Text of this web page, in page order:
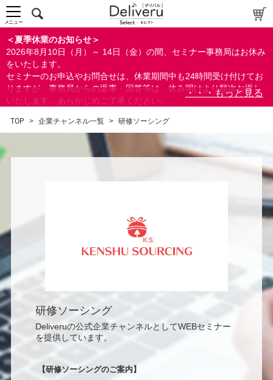
＜夏季休業のお知らせ＞
2026年8月10日（月）～ 14日（金）の間、セミナー事務局はお休み
をいたします。
セミナーのお申込やお問合せは、休業期間中も24時間受け付けてお
りますが、事務局からの返事・回答等は、休み明けより順次お返し
いたします。あらかじめご了承ください。
ができます。
メニュー
TOP > 企業チャンネル一覧 > 研修ソーシング
研修ソーシング
Deliveruの公式企業チャンネルとしてWEBセミナー
を提供しています。
【研修ソーシングのご案内】